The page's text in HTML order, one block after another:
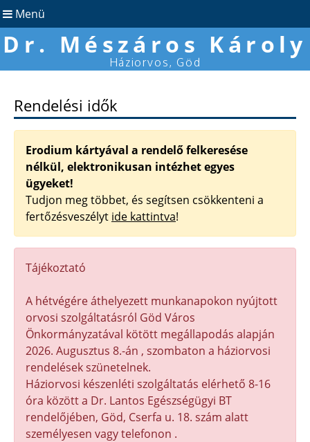
Menü
Dr. Mészáros Károly
Háziorvos, Göd
Rendelési idők
Erodium kártyával a rendelő felkeresése
nélkül, elektronikusan intézhet egyes
ügyeket!
Tudjon meg többet, és segítsen csökkenteni a
fertőzésveszélyt ide kattintva!
Tájékoztató
A hétvégére áthelyezett munkanapokon nyújtott
orvosi szolgáltatásról Göd Város
Önkormányzatával kötött megállapodás alapján
2026. Augusztus 8.-án , szombaton a háziorvosi
rendelések szünetelnek.
Háziorvosi készenléti szolgáltatás elérhető 8-16
óra között a Dr. Lantos Egészségügyi BT
rendelőjében, Göd, Cserfa u. 18. szám alatt
személyesen vagy telefonon .